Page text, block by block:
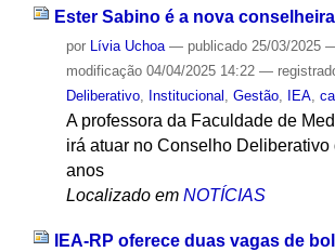
Ester Sabino é a nova
por Lívia Uchoa — publicado25/03/2025
modificação04/04/2025 14:22 —
Deliberativo, Institucional Gestão, IEA,
A professora da Faculdade de
irá atuar no Conselho Deliberativo
anos
Localizado em NOTÍCIAS
IEA-RP oferece duas vagas de